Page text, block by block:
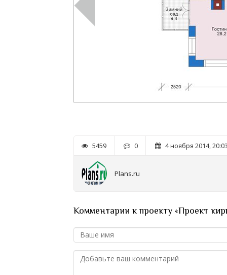
5459 0 4 ноября 2014,
Plans.ru
Комментарии к проекту «Проект